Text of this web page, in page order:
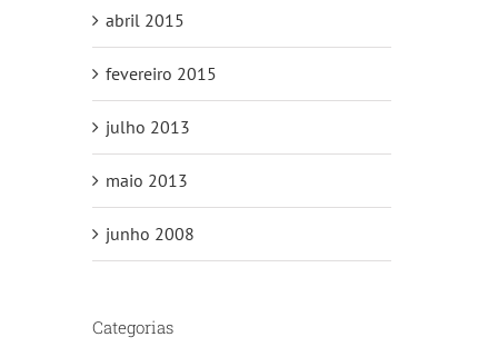
abril 2015
fevereiro 2015
julho 2013
maio 2013
junho 2008
Categorias